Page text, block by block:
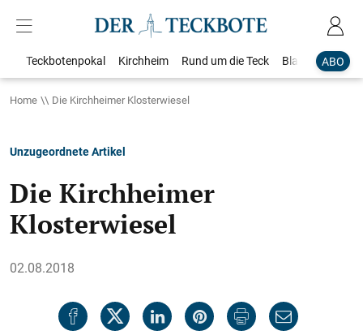
ABO
Teckbotenpokal Kirchheim Rund um die Teck Blaulicht
Home Die Kirchheimer Klosterwiesel
Unzugeordnete Artikel
Die Kirchheimer
Klosterwiesel
02.08.2018